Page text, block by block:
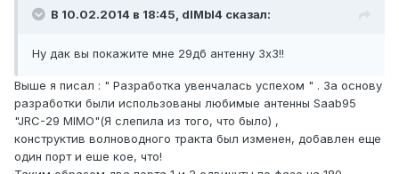
В 10.02.2014 в 18:45, dIMbI4 сказал:
Ну дак вы покажите мне 29дб антенну 3х3!!
Выше я писал : " Разработка увенчалась успехом " . За основу
разработки были использованы любимые антенны Saab95
"JRC-29 MIMO"(Я слепила из того, что было) ,
конструктив волноводного тракта был изменен, добавлен еще
один порт и еше кое, что!